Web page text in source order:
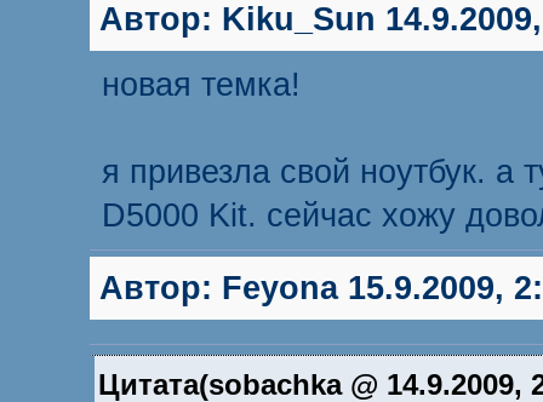
Автор: Kiku_Sun
новая темка!
я привезла свой ноутбук. а
D5000 Kit. сейчас хожу
Автор: Feyona15.9.2009,
Цитата(sobachka @ 14.9.2009,